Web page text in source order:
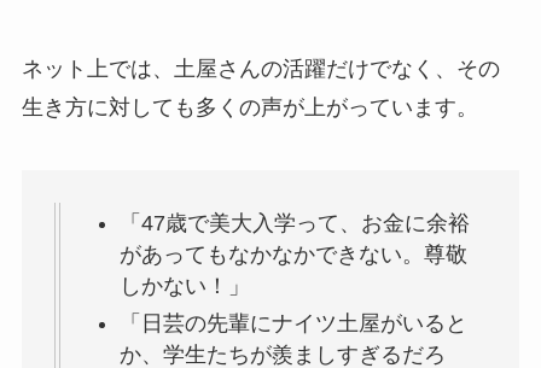
ネット上では、土屋さんの活躍だけでなく、その
生き方に対しても多くの声が上がっています。
「47歳で美大入学って、お金に余裕
があってもなかなかできない。尊敬
しかない！」
「日芸の先輩にナイツ土屋がいると
か、学生たちが羨ましすぎるだろ